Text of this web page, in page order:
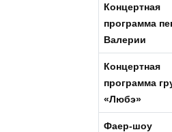
Концертная
программа
Валерии
Концертная
программа
«Любэ»
Фаер-шоу